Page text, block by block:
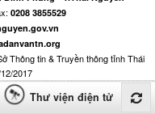
0208 3855529
Thông tin & Truyền thông tỉnh Thái
2017
Thư viện điện tử